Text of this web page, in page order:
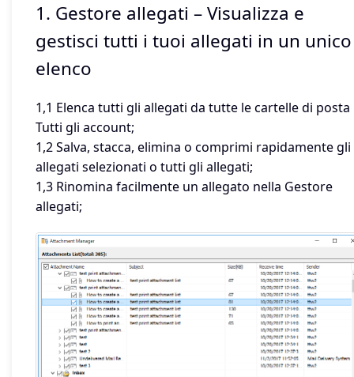
1. Gestore allegati – Visualizza e
gestisci tutti i tuoi allegati in un unico
elenco
1,1 Elenca tutti gli allegati da tutte le cartelle di posta
Tutti gli account;
1,2 Salva, stacca, elimina o comprimi rapidamente gli
allegati selezionati o tutti gli allegati;
1,3 Rinomina facilmente un allegato nella Gestore
allegati;